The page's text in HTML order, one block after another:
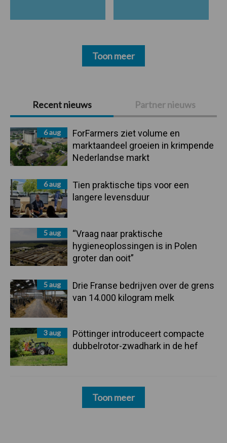
Primaire
Sidebar
Recent nieuws Partner nieuws
6 aug
ForFarmers ziet volume en
marktaandeel groeien in krimpende
Nederlandse markt
6 aug
Tien praktische tips voor een
langere levensduur
5 aug
“Vraag naar praktische
hygieneoplossingen is in Polen
groter dan ooit”
5 aug
Drie Franse bedrijven over de grens
van 14.000 kilogram melk
3 aug
Pöttinger introduceert compacte
dubbelrotor-zwadhark in de hef
Toon meer
Toon meer